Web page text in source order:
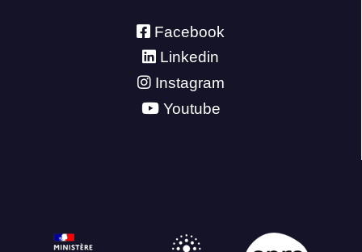
Facebook
Linkedin
Instagram
Youtube